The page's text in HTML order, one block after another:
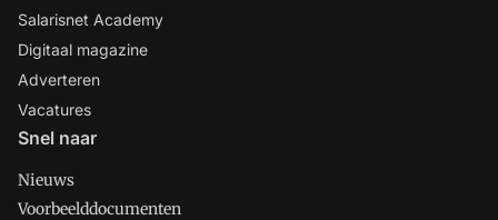
Salarisnet Academy
Digitaal magazine
Adverteren
Vacatures
Snel naar
Nieuws
Voorbeelddocumenten